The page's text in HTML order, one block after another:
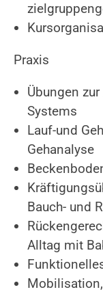
Praxis
Übungen
Systems
Lauf-und
Gehanalyse
Bauch- und
Alltag mit